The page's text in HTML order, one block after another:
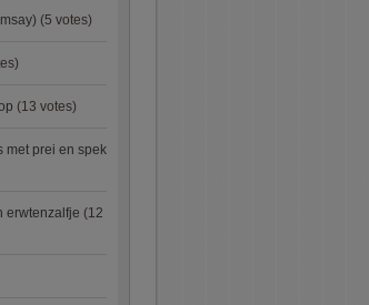
(5 votes)
(13 votes)
met prei en spek
erwtenzalfje (12